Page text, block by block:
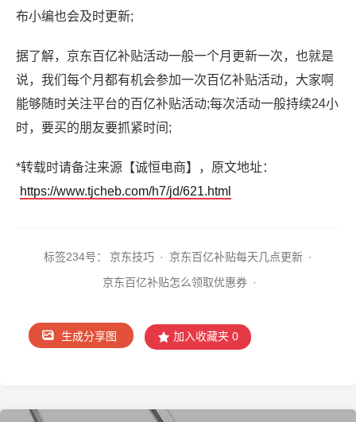
布小编也会及时更新;
据了解，京东百亿补贴活动一般一个月更新一次，也就是
说，我们每个月都有机会参加一次百亿补贴活动，大家啊
能够随时关注平台的百亿补贴活动;每次活动一般持续24小
时，要买的朋友要抓紧时间;
*转载时请备注来源【诚恒电商】，原文地址：
https://www.tjcheb.com/h7/jd/621.html
标签234号： 京东技巧 · 京东百亿补贴每天几点更新 ·
京东百亿补贴怎么领取优惠券 ·
生成分享图 加入收藏夹 0